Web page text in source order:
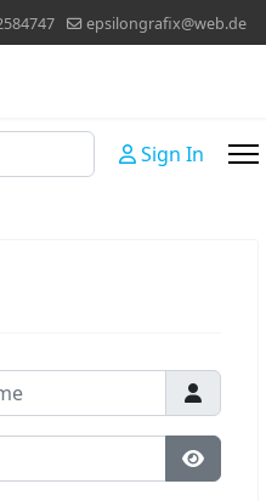
epsilongrafix@web.de
Sign In